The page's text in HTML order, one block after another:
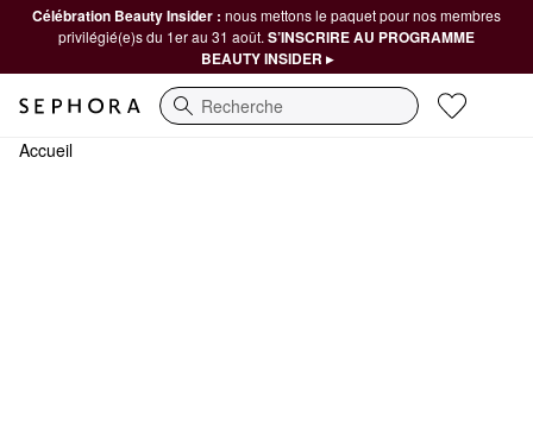
Célébration Beauty Insider : nous mettons le paquet pour nos membres
privilégié(e)s du 1er au 31 août. S’INSCRIRE AU PROGRAMME
BEAUTY INSIDER ▸
Recherche
Accueil